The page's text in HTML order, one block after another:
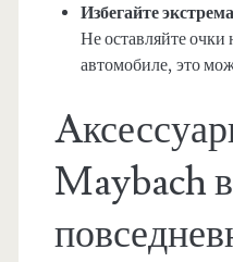
Избегайте
Не оставляйте очки
автомобиле, это
Maybach в